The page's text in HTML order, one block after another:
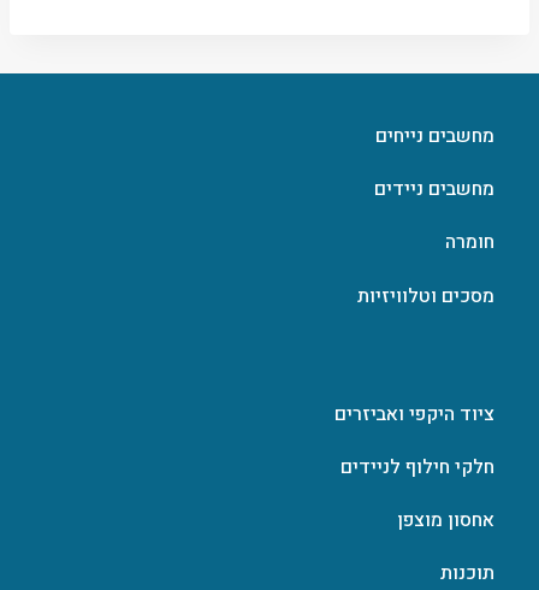
מחשבים נייחים
מחשבים ניידים
חומרה
מסכים וטלוויזיות
ציוד היקפי ואביזרים
חלקי חילוף לניידים
אחסון מוצפן
תוכנות